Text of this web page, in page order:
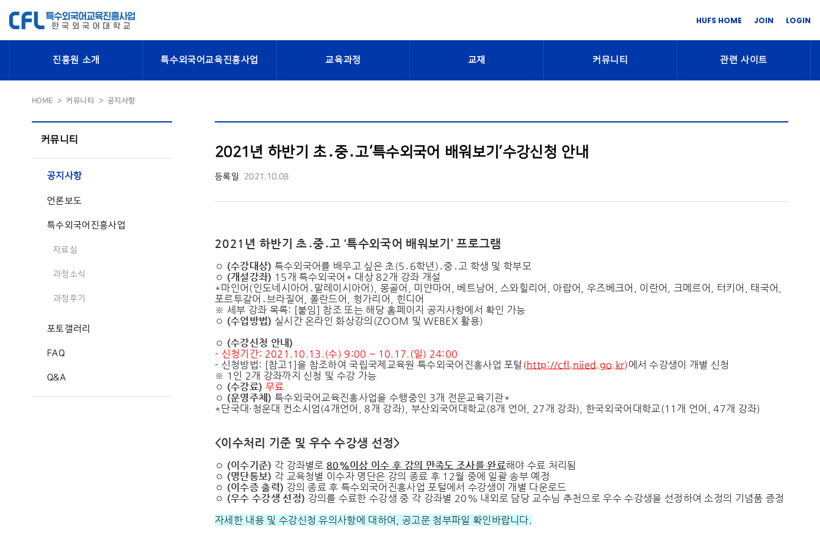
HUFS HOME JOIN LOGIN
진흥원 소개 특수외국어교육진흥사업 교육과정 교재 커뮤니티 관련 사이트
HOME 커뮤니티 공지사항
커뮤니티
공지사항
언론보도
특수외국어진흥사업
자료실
과정소식
과정후기
포토갤러리
FAQ
Q&A
2021년 하반기 초․중․고‘특수외국어 배워보기’수강신청 안내
등록일 2021.10.08
2021년 하반기 초․중․고 ‘특수외국어 배워보기’ 프로그램
◦ (수강대상) 특수외국어를 배우고 싶은 초(5․6학년)․중․고 학생 및 학부모
◦ (개설강좌) 15개 특수외국어* 대상 82개 강좌 개설
*마인어(인도네시아어․말레이시아어), 몽골어, 미얀마어, 베트남어, 스와힐리어, 아랍어, 우즈베크어, 이란어, 크메르어, 터키어, 태국어,
포르투갈어․브라질어, 폴란드어, 헝가리어, 힌디어
※ 세부 강좌 목록: [붙임] 참조 또는 해당 홈페이지 공지사항에서 확인 가능
◦ (수업방법) 실시간 온라인 화상강의(ZOOM 및 WEBEX 활용)
◦ (수강신청 안내)
- 신청기간: 2021.10.13.(수) 9:00 ~ 10.17.(일) 24:00
- 신청방법: [참고1]을 참조하여 국립국제교육원 특수외국어진흥사업 포털 (http://cfl.niied.go.kr)에서 수강생이 개별 신청
※ 1인 2개 강좌까지 신청 및 수강 가능
◦ (수강료) 무료
◦ (운영주체) 특수외국어교육진흥사업을 수행중인 3개 전문교육기관*
*단국대・청운대 컨소시엄(4개언어, 8개 강좌), 부산외국어대학교(8개 언어, 27개 강좌), 한국외국어대학교(11개 언어, 47개 강좌)
<이수처리 기준 및 우수 수강생 선정>
◦ (이수기준) 각 강좌별로 80%이상 이수 후 강의 만족도 조사를 완료해야 수료 처리됨
◦ (명단통보) 각 교육청별 이수자 명단은 강의 종료 후 12월 중에 일괄 송부 예정
◦ (이수증 출력) 강의 종료 후 특수외국어진흥사업 포털에서 수강생이 개별 다운로드
◦ (우수 수강생 선정) 강의를 수료한 수강생 중 각 강좌별 20% 내외로 담당 교수님 추천으로 우수 수강생을 선정하여 소정의 기념품 증정
자세한 내용 및 수강신청 유의사항에 대하여, 공고문 첨부파일 확인바랍니다.